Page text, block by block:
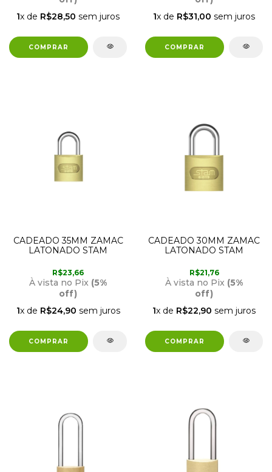
1x de R$28,50 sem juros
1x de R$31,00 sem juros
CADEADO 35MM ZAMAC
LATONADO STAM
R$23,66
À vista no Pix (5%
off)
1x de R$24,90 sem juros
CADEADO 30MM ZAMAC
LATONADO STAM
R$21,76
À vista no Pix (5%
off)
1x de R$22,90 sem juros